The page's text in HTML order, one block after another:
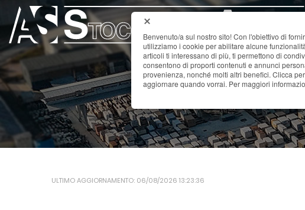
ULTIMO AGGIORNAMENTO: 06/08/2026 13:23:36
Benvenuto/a sul nostro sito! Con l'obiettivo di
utilizziamo i cookie per abilitare alcune
articoli ti interessano di più, ti permettono di
consentono di proporti contenuti e annunci
provenienza, nonché molti altri benefici. Clicca
aggiornare quando vorrai. Per maggiori